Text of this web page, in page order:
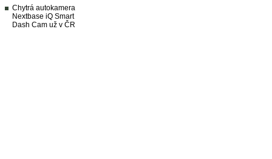
Chytrá autokamera
Nextbase iQ Smart
Dash Cam už v ČR